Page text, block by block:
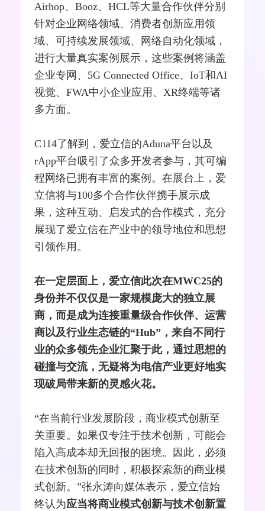
Airhop、Booz、HCL等大量合作伙伴分别
针对企业网络领域、消费者创新应用领
域、可持续发展领域、网络自动化领域，
进行大量真实案例展示，这些案例将涵盖
企业专网、5G Connected Office、IoT和AI
视觉、FWA中小企业应用、XR终端等诸
多方面。
C114了解到，爱立信的Aduna平台以及
rApp平台吸引了众多开发者参与，其可编
程网络已拥有丰富的案例。在展台上，爱
立信将与100多个合作伙伴携手展示成
果，这种互动、启发式的合作模式，充分
展现了爱立信在产业中的领导地位和思想
引领作用。
在一定层面上，爱立信此次在MWC25的
身份并不仅仅是一家规模庞大的独立展
商，而是成为连接重量级合作伙伴、运营
商以及行业生态链的“Hub”，来自不同行
业的众多领先企业汇聚于此，通过思想的
碰撞与交流，无疑将为电信产业更好地实
现破局带来新的灵感火花。
“在当前行业发展阶段，商业模式创新至
关重要。如果仅专注于技术创新，可能会
陷入高成本却无回报的困境。因此，必须
在技术创新的同时，积极探索新的商业模
式创新。”张永涛向媒体表示，爱立信始
终认为应当将商业模式创新与技术创新置